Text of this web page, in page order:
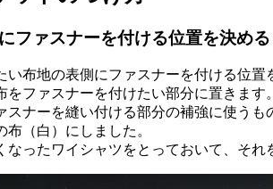
ファスナーを付ける位置を決める
い布地の表側にファスナーを付ける位置
をファスナーを付けたい部分に置きます
スナーを縫い付ける部分の補強に使うも
（白）にしました。
なったワイシャツをとっておいて、そ